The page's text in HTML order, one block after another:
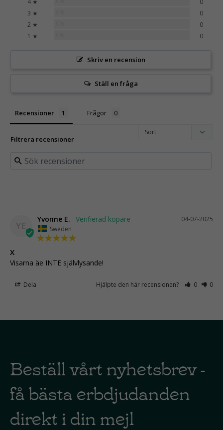
4 ★
0
3 ★
0
2 ★
0
1 ★
0
Skriv en recension
Ställ en fråga
Recensioner Frågor
Filtrera recensioner
YE
04-07-2025
Yvonne E.
Sweden
X
Visarna äe INTE självlysande!
Dela Hjälpte den här recensionen? 0 0
Beställ vårt nyhetsbrev -
få bästa erbdjudanden
direkt i din mejl